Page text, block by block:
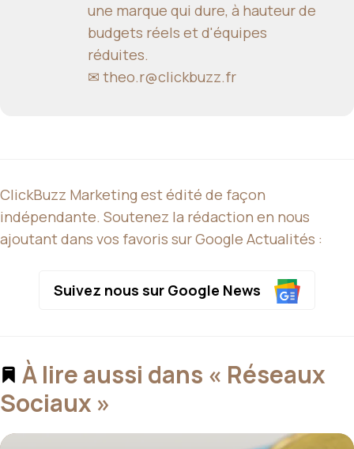
une marque qui dure, à hauteur de
budgets réels et d'équipes
réduites.
✉ theo.r@clickbuzz.fr
ClickBuzz Marketing est édité de façon
indépendante. Soutenez la rédaction en nous
ajoutant dans vos favoris sur Google Actualités :
Suivez nous sur Google News
À lire aussi dans « Réseaux
Sociaux »